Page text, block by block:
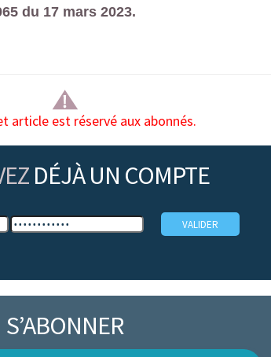
du 17 mars 2023.
article est réservé aux abonnés.
DÉJÀ UN COMPTE
S’ABONNER